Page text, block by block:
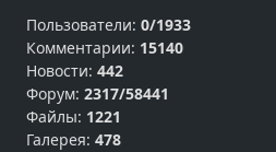
Пользователи: 0/1933
Комментарии: 15140
Новости: 442
Форум: 2317/58441
Файлы: 1221
Галерея: 478